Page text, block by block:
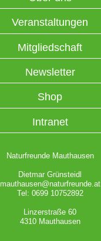
Veranstaltungen
Mitgliedschaft
Newsletter
Shop
Intranet
Naturfreunde Mauthausen
Dietmar Grünsteidl
mauthausen@naturfreunde.at
Tel: 0699 10752892
Linzerstraße 60
4310 Mauthausen